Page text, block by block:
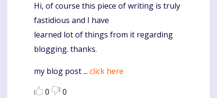
Komentaras
Hi, of course this piece of writing is truly
fastidious and I have
learned lot of things from it regarding
blogging. thanks.
my blog post ... click here
0
0